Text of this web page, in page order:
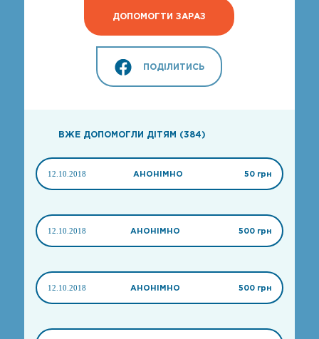
ДОПОМОГТИ ЗАРАЗ
ПОДІЛИТИСЬ
ВЖЕ ДОПОМОГЛИ ДІТЯМ (384)
12.10.2018 АНОНІМНО 50 грн
12.10.2018 АНОНІМНО 500 грн
12.10.2018 АНОНІМНО 500 грн